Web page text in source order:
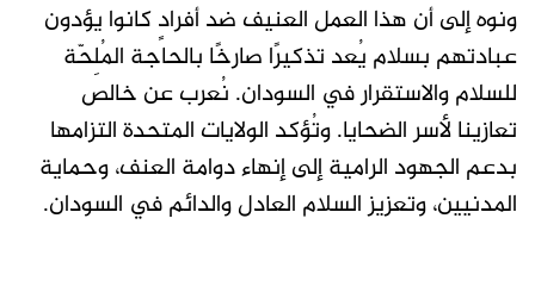
ونوه إلى أن هذا العمل العنيف ضد أفرادٍ كانوا يؤدون
عبادتهم بسلام يُعد تذكيرًا صارخًا بالحاجة المُلِحّة
للسلام والاستقرار في السودان. نُعرب عن خالص
تعازينا لأسر الضحايا. وتُؤكد الولايات المتحدة التزامها
بدعم الجهود الرامية إلى إنهاء دوامة العنف، وحماية
المدنيين، وتعزيز السلام العادل والدائم في السودان.